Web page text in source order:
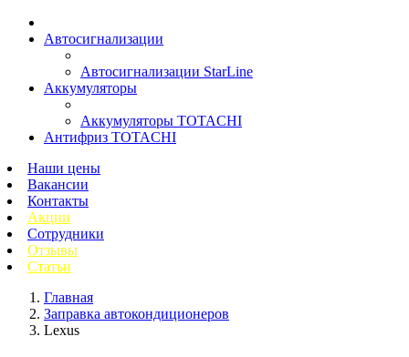
Автосигнализации
Автосигнализации StarLine
Аккумуляторы
Аккумуляторы TOTACHI
Антифриз TOTACHI
Наши цены
Вакансии
Контакты
Акции
Сотрудники
Отзывы
Статьи
Главная
Заправка автокондиционеров
Lexus